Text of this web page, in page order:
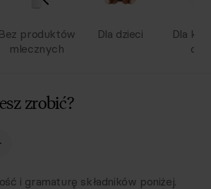
Bez produktów
mlecznych
Dla dzieci
Dla
zrobić?
i gramaturę składników poniżej.